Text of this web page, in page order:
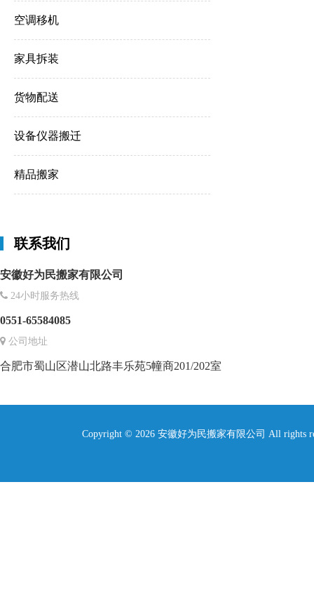
空调移机
家具拆装
货物配送
设备仪器搬迁
精品搬家
联系我们
安徽好为民搬家有限公司
24小时服务热线
0551-65584085
公司地址
合肥市蜀山区潜山北路丰乐苑5幢商201/202室
Copyright © 2026 安徽好为民搬家有限公司 All rights